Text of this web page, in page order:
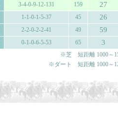
3-4-0-9-12-131 159 27
1-1-0-1-5-37 45 26
2-2-0-2-2-41 49 59
0-1-0-6-5-53 65 3
※芝 短距離 1000～
※ダート 短距離 1000～